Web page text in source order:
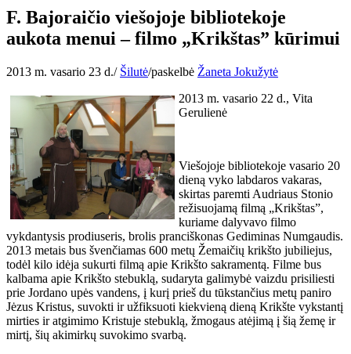
F. Bajoraičio viešojoje bibliotekoje
aukota menui – filmo „Krikštas” kūrimui
2013 m. vasario 23 d./ Šilutė/paskelbė Žaneta Jokužytė
2013 m. vasario 22 d., Vita
Gerulienė
Viešojoje bibliotekoje vasario 20
dieną vyko labdaros vakaras,
skirtas paremti Audriaus Stonio
režisuojamą filmą „Krikštas”,
kuriame dalyvavo filmo
vykdantysis prodiuseris, brolis pranciškonas Gediminas Numgaudis.
2013 metais bus švenčiamas 600 metų Žemaičių krikšto jubiliejus,
todėl kilo idėja sukurti filmą apie Krikšto sakramentą. Filme bus
kalbama apie Krikšto stebuklą, sudaryta galimybė vaizdu prisiliesti
prie Jordano upės vandens, į kurį prieš du tūkstančius metų paniro
Jėzus Kristus, suvokti ir užfiksuoti kiekvieną dieną Krikšte vykstantį
mirties ir atgimimo Kristuje stebuklą, žmogaus atėjimą į šią žemę ir
mirtį, šių akimirkų suvokimo svarbą.